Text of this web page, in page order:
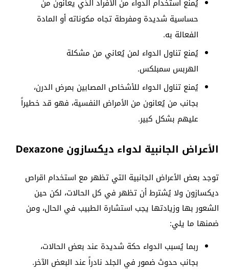
يُمنع استخدام الدواء من الأفراد الذي يعانون من
حساسية شديدة ومفرطة تجاه مكوناته أو المادة
الفعالة به.
يُمنع تناول الدواء لمن يُعاني من مشكلة
الهربس سمبلكس.
يُمنع تناول الدواء للأشخاص المصابين بمرض الدرن،
بجانب من يُعانون من الأمراض النفسية، فهو قد خطيراً
عليهم بشكل كبير.
الأعراض الجانبية لدواء ديكسازون Dexazone
توجد بعض الأعراض الجانبية التي تظهر مع استخدام اقراص
ديكسازون ولا يُشترط أن تظهر في كل الحالات، لكن حين
الشعور بها وزيادتها يجب استشارة الطبيب في الحال، ومن
ضمنها ما يلي:
ربما يُسبب الدواء حكة شديدة عند بعض الحالات،
بجانب حدوث ضمور في الجلد نادراً عند البعض الآخر.